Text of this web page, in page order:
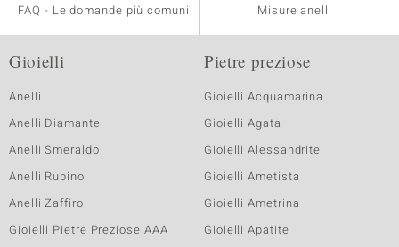
FAQ - Le domande più comuni
Misure anelli
Gioielli
Anelli
Anelli Diamante
Anelli Smeraldo
Anelli Rubino
Anelli Zaffiro
Gioielli Pietre Preziose AAA
Pietre preziose
Gioielli Acquamarina
Gioielli Agata
Gioielli Alessandrite
Gioielli Ametista
Gioielli Ametrina
Gioielli Apatite